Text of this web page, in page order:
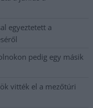
egyeztetett a
pedig egy másik
vitték el a mezőtúri